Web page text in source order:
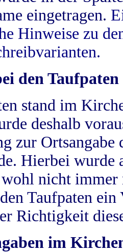
eingetragen.
Hinweise zu
den Taufpaten
stand im
deshalb
zur
Hierbei wurde
nicht
Taufpaten
Richtigkeit
im